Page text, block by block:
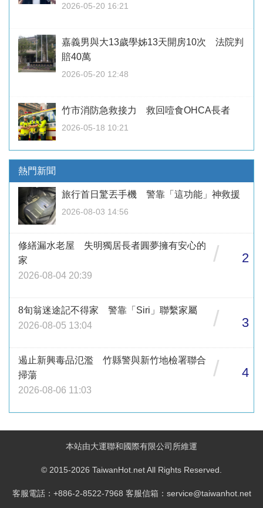
2026-05-20 16:21
嘉義男與大13歲學姊13天開房10次 法院判
賠40萬
2026-05-20 12:48
竹市消防急救接力 救回噎食OHCA長者
2026-05-18 10:21
熱門新聞
旅行首日驚丟手機 警靠「這功能」神救援
2026-08-03 14:56
修繕漏水老屋 失明獨居長者圓夢擁有安心的
家
2026-08-04 20:39
/ 2
8旬翁迷途記不得家 警靠「Siri」聯繫家屬
2026-08-05 13:04
/ 3
遏止新興毒品氾濫 竹縣警與新竹地檢署聯合
掃蕩
2026-08-06 11:03
/ 4
本站由大運聯和國際有限公司所維運
© 2015-2026 TaiwanHot.net All Rights Reserved.
客服電話：+886-2-8522-7968 客服信箱：service@taiwanhot.net